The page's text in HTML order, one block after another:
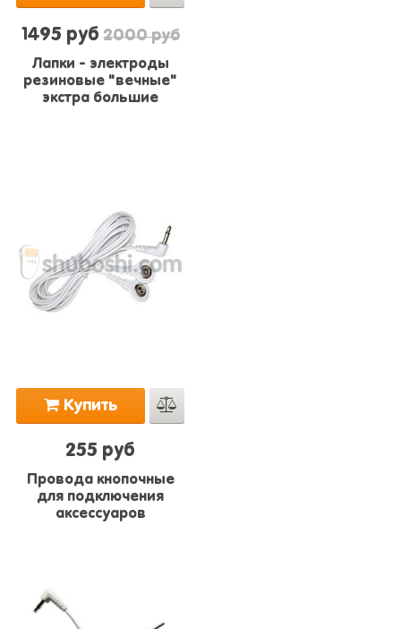
1495 руб2000 руб
Лапки - электроды
резиновые "вечные"
экстра большие
Купить
255 руб
Провода кнопочные
для подключения
аксессуаров